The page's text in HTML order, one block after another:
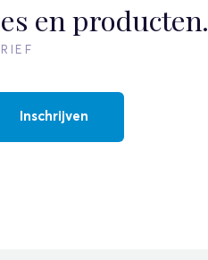
en producten.
Inschrijven